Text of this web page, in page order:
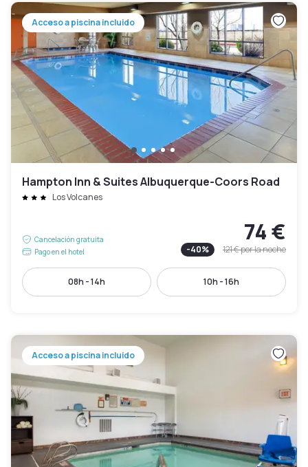
Acceso a piscina incluido
Hampton Inn & Suites Albuquerque-Coors Road
Los Volcanes
Cancelación gratuita
Pago en el hotel
74 €
-40% 121 €por la noche
08h - 14h 10h - 16h
Acceso a piscina incluido